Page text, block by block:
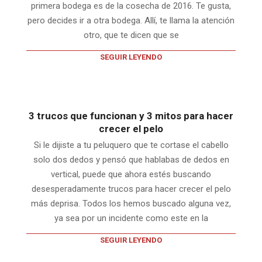
primera bodega es de la cosecha de 2016. Te gusta,
pero decides ir a otra bodega. Allí, te llama la atención
otro, que te dicen que se
SEGUIR LEYENDO
3 trucos que funcionan y 3 mitos para hacer
crecer el pelo
Si le dijiste a tu peluquero que te cortase el cabello
solo dos dedos y pensó que hablabas de dedos en
vertical, puede que ahora estés buscando
desesperadamente trucos para hacer crecer el pelo
más deprisa. Todos los hemos buscado alguna vez,
ya sea por un incidente como este en la
SEGUIR LEYENDO